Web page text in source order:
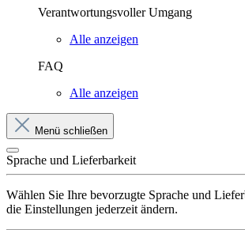
Verantwortungsvoller Umgang
Alle anzeigen
FAQ
Alle anzeigen
Menü schließen
Sprache und Lieferbarkeit
Wählen Sie Ihre bevorzugte Sprache und
die Einstellungen jederzeit ändern.